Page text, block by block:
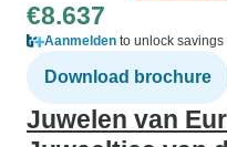
€8.637
Aanmelden to unlock savings
Download brochure
Juwelen van